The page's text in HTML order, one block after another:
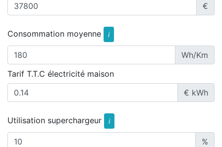
€
Consommation moyenne i
Wh/Km
Tarif T.T.C électricité maison
€ kWh
Utilisation superchargeur i
%